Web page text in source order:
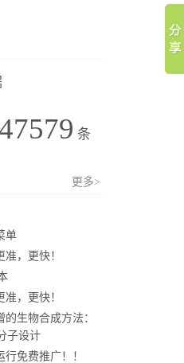
条
更多>
单
，更快！
，更快！
生物合成方法：
子设计
免费推广！！